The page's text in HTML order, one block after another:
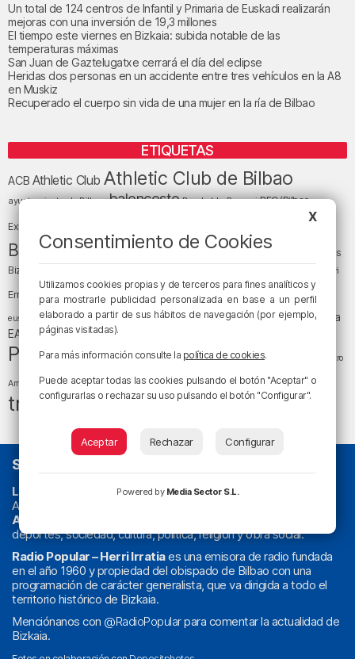
Un total de 124 centros de Infantil y Primaria de Euskadi realizarán
mejoras con una inversión de 19,3 millones
El tiempo este viernes en Bizkaia: subida notable de las
temperaturas máximas
San Juan de Gaztelugatxe cerrará el día del eclipse
Heridas dos personas en un accidente entre tres vehículos en la A8
en Muskiz
Recuperado el cuerpo sin vida de una mujer en la ría de Bilbao
ETIQUETAS
ACB Athletic Club Athletic Club de Bilbao
ayuntamiento de Bilbao baloncesto Barakaldo Basauri BEC (Bilbao
Exhibition Center) Bizkaia
Bizkaia y sus comarcas Copa del Rey cultura
Cáritas
Bizkaia
Diócesis de Bilbao el tiempo Enkarterri
Ernesto Valverde Ertzaintza Euskadi (País Vasco)
euskera fiestas fútbol Gobierno vasco juanma jubera LaLiga LaLiga
EA Sports Liga Endesa
Política religión San Mamés sociedadsucesos Teatro
Arriaga tiempotiempo atmosféricotráfico
tráfico en Bizkaia
SOBRE NOSOTROS
La radio sin cadenas. Desde 1960 haciendo radio en Bilbao.
Actualidad y
Athletic
deportes, sociedad, cultura, política, religión y obra social.
Radio Popular – Herri Irratiaes una emisora de radio fundada
en el año 1960 y propiedad del obispado de Bilbao con una
programación de carácter generalista, que va dirigida a todo el
territorio histórico de Bizkaia.
Menciónanos con @RadioPopularpara comentar la actualidad de
Bizkaia.
X
Consentimiento de Cookies
Utilizamos cookies propias y de terceros para fines analíticos y
para mostrarle publicidad personalizada en base a un perfil
elaborado a partir de sus hábitos de navegación (por ejemplo,
páginas visitadas).
Para más información consulte la política de cookies.
Puede aceptar todas las cookies pulsando el botón "Aceptar" o
configurarlas o rechazar su uso pulsando el botón "Configurar".
Aceptar Rechazar Configurar
Powered by Media Sector S.L.